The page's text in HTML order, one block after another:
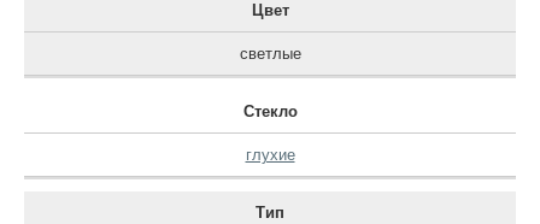
Цвет
светлые
Стекло
глухие
Тип